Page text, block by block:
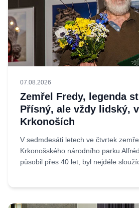
07.08.2026
Zemřel Fredy, legenda
Přísný, ale vždy lidský,
Krkonoších
V sedmdesáti letech ve čtvrtek
Krkonošského národního parku
působil přes 40 let, byl nejdéle